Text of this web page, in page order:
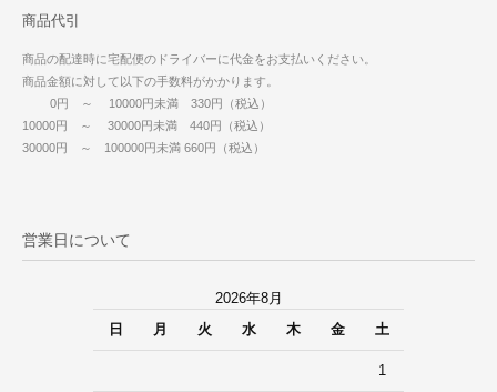
商品代引
商品の配達時に宅配便のドライバーに代金をお支払いください。
商品金額に対して以下の手数料がかかります。
0円 ～ 10000円未満 330円（税込）
10000円 ～ 30000円未満 440円（税込）
30000円 ～ 100000円未満 660円（税込）
営業日について
2026年8月
日
月 火 水 木 金 土
1